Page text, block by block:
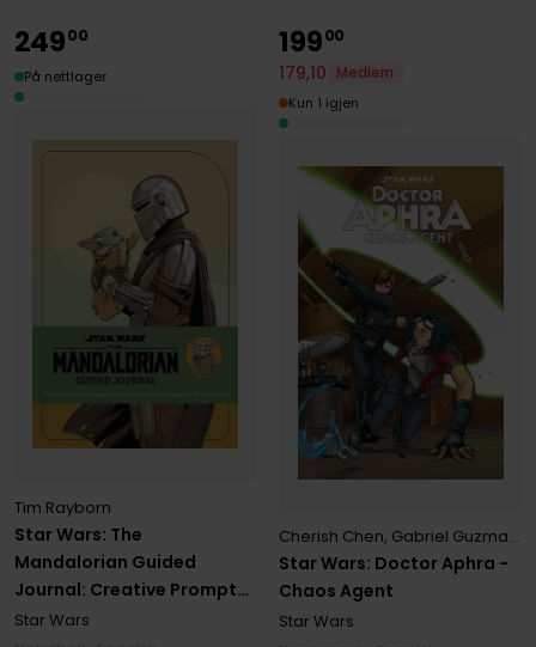
Star Wars: The
Mandalorian Guided
Journal: Creative Prompts,
Meditations, Lists, and
Tim Rayborn
Star Wars
24900
På nettlager
Star Wars: Doctor Aphra -
Chaos Agent
Cherish Chen, Gabriel Guzman
Star Wars
19900
179,10
Medlem
Kun 1 igjen